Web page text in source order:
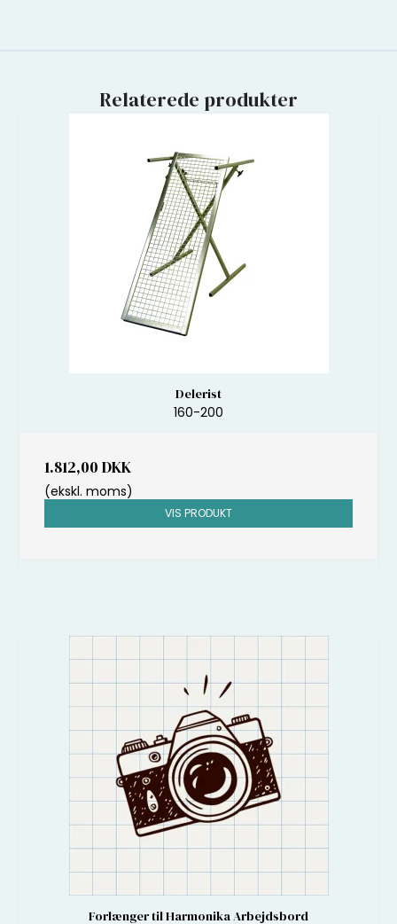
Relaterede produkter
Delerist
160-200
1.812,00 DKK
(ekskl. moms)
VIS PRODUKT
Forlænger til Harmonika Arbejdsbord